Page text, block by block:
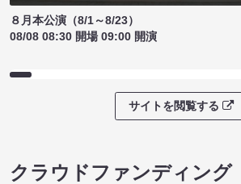
８月本公演（8/1～8/23）
08/08 08:30 開場 09:00 開演
サイトを閲覧する
クラウドファンディング